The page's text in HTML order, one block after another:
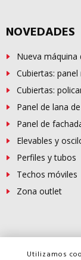
NOVEDADES
Nueva máquina
Cubiertas:
Cubiertas:
Panel de lana
Panel de
Elevables y
Perfiles y tubos
Techos móviles
Zona outlet
Utilizamos